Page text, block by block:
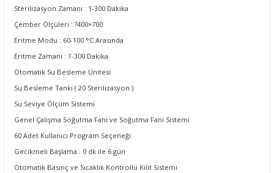
Sterilizasyon Zamanı : 1-300 Dakika
Çember Ölçüleri : ?400×700
Eritme Modu : 60-100 °C Arasında
Eritme Zamanı : 1-300 Dakika
Otomatik Su Besleme Ünitesi
Su Besleme Tankı ( 20 Sterilizasyon )
Su Seviye Ölçüm Sistemi
Genel Çalışma Soğutma Fanı ve Soğutma Fanı Sistemi
60 Adet Kullanıcı Program Seçeneği
Gecikmeli Başlama : 0 dk ile 6 gün
Otomatik Basınç ve Sıcaklık Kontrollü Kilit Sistemi